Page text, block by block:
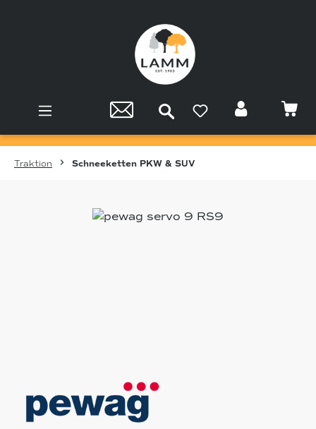
Traktion Schneeketten PKW & SUV
Bildergalerie überspringen